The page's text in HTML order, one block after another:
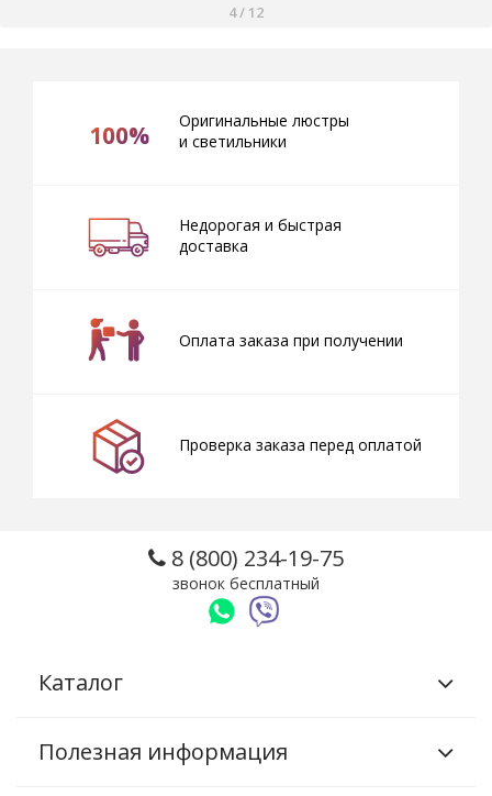
4/ 12
100%
Оригинальные люстры
и светильники
Недорогая и быстрая
доставка
Оплата заказа при получении
Проверка заказа перед оплатой
8 (800) 234-19-75
звонок бесплатный
Каталог
Полезная информация